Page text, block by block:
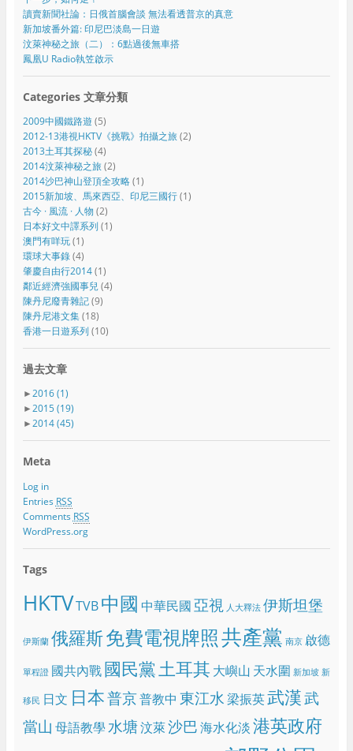
讀賣新聞社論：日俄首腦會談 無法看透普京的真意
新加坡番外篇: 印尼巴淡島一日遊
汶萊神秘之旅（二）：6點過後無車搭
鳳凰U Radio執笠啟示
Categories 文章分類
2009中國鐵路遊(5)
2012-13港視HKTV《挑戰》拍攝之旅 (2)
2013土耳其探秘(4)
2014汶萊神秘之旅 (2)
2014沙巴神山登頂全攻略(1)
2015新加坡、馬來西亞、印尼三國行(1)
古今 · 風流 · 人物 (2)
日本好文中譯系列(1)
澳門有咩玩(1)
環球大事錄(4)
肇慶自由行2014(1)
鄰近經濟強國事兒(4)
陳丹尼廢青雜記(9)
陳丹尼港文集(18)
香港一日遊系列(10)
過去文章
►2016(1)
►2015(19)
►2014(45)
Meta
Log in
Entries RSS
Comments RSS
WordPress.org
Tags
HKTVTVB 中國 中華民國亞視 人大釋法 伊斯坦堡
伊斯蘭 俄羅斯免費電視牌照共產黨 南京 啟德
單程證 國共內戰 國民黨 土耳其 大嶼山 天水圍 新加坡 新
移民 日文 日本普京普教中 東江水梁振英武漢武
當山 母語教學水塘汶萊沙巴海水化淡港英政府